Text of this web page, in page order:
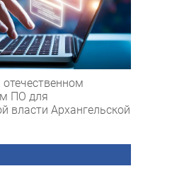
ПО для
власти Архангельской